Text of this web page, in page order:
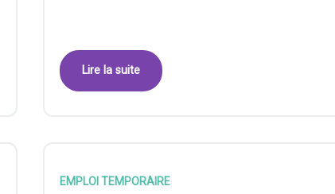
Lire la suite
EMPLOI TEMPORAIRE